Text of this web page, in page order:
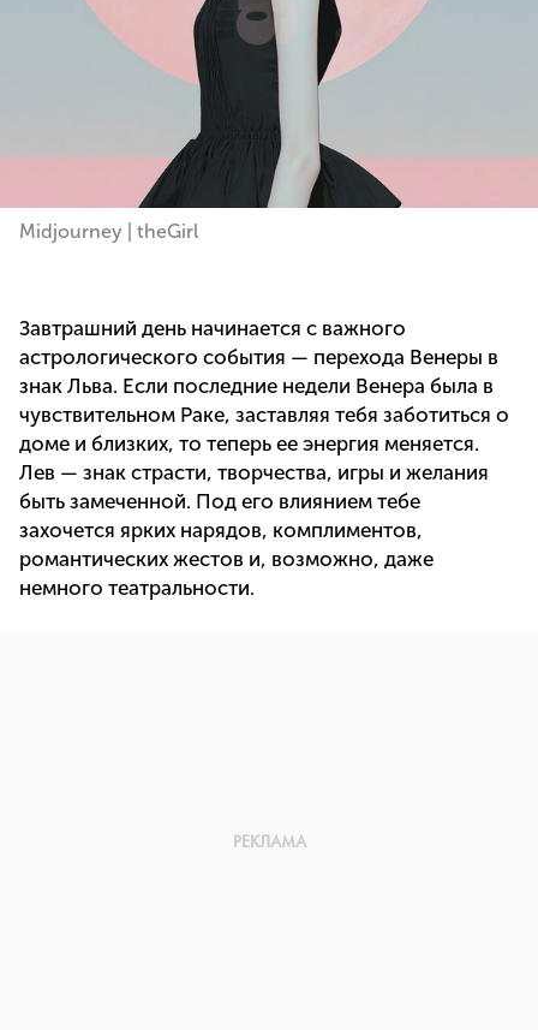
Midjourney | theGirl
Завтрашний день начинается с важного
астрологического события — перехода Венеры в
знак Льва. Если последние недели Венера была в
чувствительном Раке, заставляя тебя заботиться о
доме и близких, то теперь ее энергия меняется.
Лев — знак страсти, творчества, игры и желания
быть замеченной. Под его влиянием тебе
захочется ярких нарядов, комплиментов,
романтических жестов и, возможно, даже
немного театральности.